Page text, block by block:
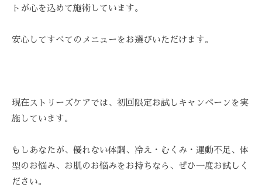
トが心を込めて施術しています。
安心してすべてのメニューをお選びいただけます。
現在ストリーズケアでは、初回限定お試しキャンペーンを実
施しています。
もしあなたが、優れない体調、冷え・むくみ・運動不足、体
型のお悩み、お肌のお悩みをお持ちなら、ぜひ一度お試しく
ださい。